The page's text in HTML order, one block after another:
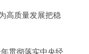
高质量发展把稳
贯彻落实中央经